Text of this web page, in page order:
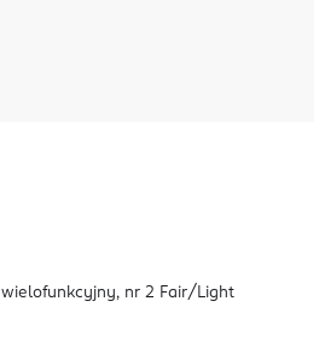
nr 2 Fair/Light